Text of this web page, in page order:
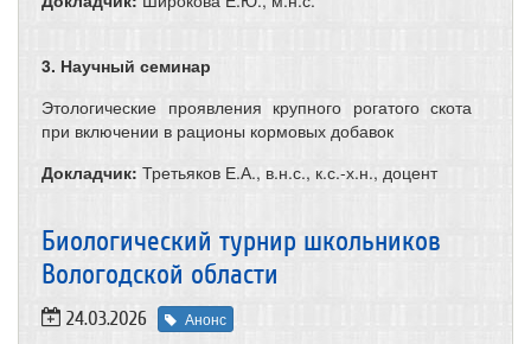
3. Научный семинар
Этологические проявления крупного рогатого скота
при включении в рационы кормовых добавок
Докладчик: Третьяков Е.А., в.н.с., к.с.-х.н., доцент
Биологический турнир школьников
Вологодской области
24.03.2026 Анонс